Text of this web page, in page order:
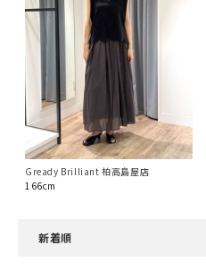
Gready Brilliant 柏高島屋店
166cm
新着順